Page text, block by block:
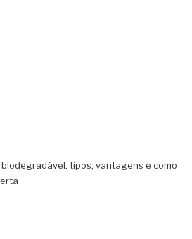
tipos, vantagens e como